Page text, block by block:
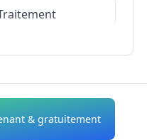
& gratuitement